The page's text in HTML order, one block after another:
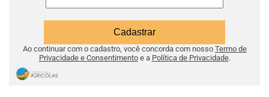
Ao continuar com o cadastro, você concorda com nosso Termo de
Privacidade e Consentimentoe a Política de Privacidade.